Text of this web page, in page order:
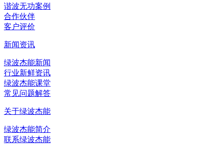
谐波无功案例
合作伙伴
客户评价
新闻资讯
绿波杰能新闻
行业新鲜资讯
绿波杰能课堂
常见问题解答
关于绿波杰能
绿波杰能简介
联系绿波杰能